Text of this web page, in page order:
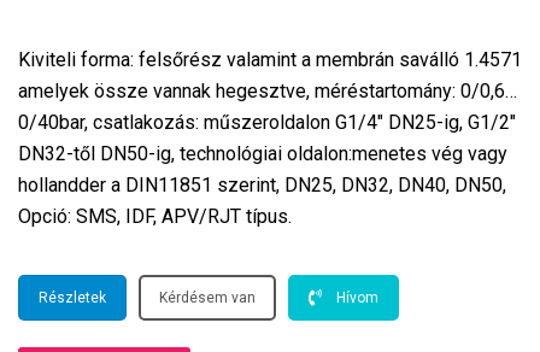
Kiviteli forma: felsőrész valamint a membrán saválló 1.4571
amelyek össze vannak hegesztve, méréstartomány: 0/0,6…
0/40bar, csatlakozás: műszeroldalon G1/4″ DN25-ig, G1/2″
DN32-től DN50-ig, technológiai oldalon:menetes vég vagy
hollandder a DIN11851 szerint, DN25, DN32, DN40, DN50,
Opció: SMS, IDF, APV/RJT típus.
Részletek Kérdésem van Hívom